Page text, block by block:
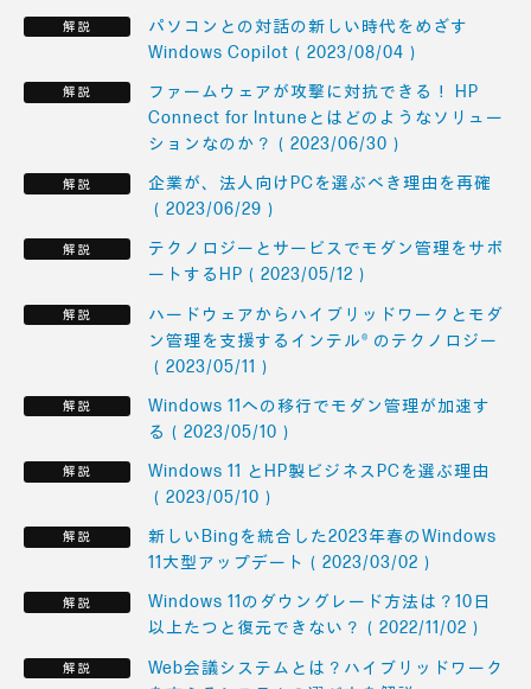
パソコンとの対話の新しい時代をめざす
Windows Copilot（2023/08/04）
ファームウェアが攻撃に対抗できる！ HP
Connect for Intuneとはどのようなソリュー
ションなのか？（2023/06/30）
企業が、法人向けPCを選ぶべき理由を再確
（2023/06/29）
テクノロジーとサービスでモダン管理をサポ
ートするHP（2023/05/12）
ハードウェアからハイブリッドワークとモダ
ン管理を支援するインテル® のテクノロジー
（2023/05/11）
Windows 11への移行でモダン管理が加速す
る（2023/05/10）
Windows 11 とHP製ビジネスPCを選ぶ理由
（2023/05/10）
新しいBingを統合した2023年春のWindows
11大型アップデート（2023/03/02）
Windows 11のダウングレード方法は？10日
以上たつと復元できない？（2022/11/02）
Web会議システムとは？ハイブリッドワーク